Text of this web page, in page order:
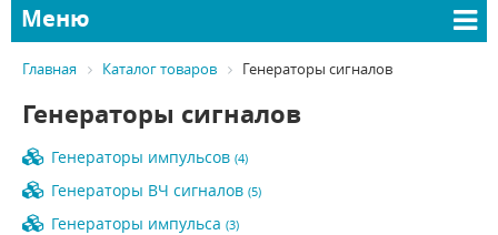
Меню
Главная Каталог товаров Генераторы сигналов
Генераторы сигналов
Генераторы импульсов (4)
Генераторы ВЧ сигналов (5)
Генераторы импульса (3)